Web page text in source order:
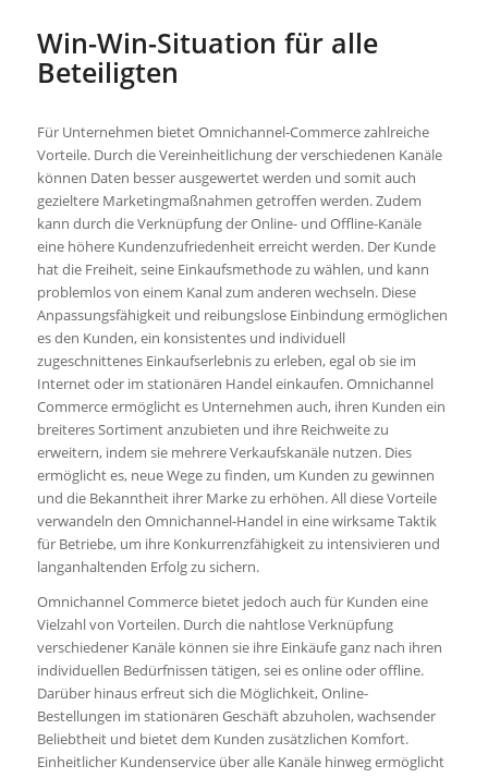
Win-Win-Situation für alle
Beteiligten
Für Unternehmen bietet Omnichannel-Commerce zahlreiche
Vorteile. Durch die Vereinheitlichung der verschiedenen Kanäle
können Daten besser ausgewertet werden und somit auch
gezieltere Marketingmaßnahmen getroffen werden. Zudem
kann durch die Verknüpfung der Online- und Offline-Kanäle
eine höhere Kundenzufriedenheit erreicht werden. Der Kunde
hat die Freiheit, seine Einkaufsmethode zu wählen, und kann
problemlos von einem Kanal zum anderen wechseln. Diese
Anpassungsfähigkeit und reibungslose Einbindung ermöglichen
es den Kunden, ein konsistentes und individuell
zugeschnittenes Einkaufserlebnis zu erleben, egal ob sie im
Internet oder im stationären Handel einkaufen. Omnichannel
Commerce ermöglicht es Unternehmen auch, ihren Kunden ein
breiteres Sortiment anzubieten und ihre Reichweite zu
erweitern, indem sie mehrere Verkaufskanäle nutzen. Dies
ermöglicht es, neue Wege zu finden, um Kunden zu gewinnen
und die Bekanntheit ihrer Marke zu erhöhen. All diese Vorteile
verwandeln den Omnichannel-Handel in eine wirksame Taktik
für Betriebe, um ihre Konkurrenzfähigkeit zu intensivieren und
langanhaltenden Erfolg zu sichern.
Omnichannel Commerce bietet jedoch auch für Kunden eine
Vielzahl von Vorteilen. Durch die nahtlose Verknüpfung
verschiedener Kanäle können sie ihre Einkäufe ganz nach ihren
individuellen Bedürfnissen tätigen, sei es online oder offline.
Darüber hinaus erfreut sich die Möglichkeit, Online-
Bestellungen im stationären Geschäft abzuholen, wachsender
Beliebtheit und bietet dem Kunden zusätzlichen Komfort.
Einheitlicher Kundenservice über alle Kanäle hinweg ermöglicht